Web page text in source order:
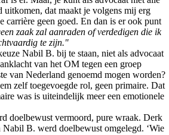
uitkomen, dat maakt je volgens mij erg
carrière geen goed. En dan is er ook punt
zaak zal aanraden of verdedigen die ik
te zijn."
Nabil B. bij te staan, niet als advocaat
van het OM tegen een groep
van Nederland genoemd mogen worden?
zelf toegevoegde rol, geen primaire. Dat
was is uiteindelijk meer een emotionele
doelbewust vermoord, pure wraak. Derk
Nabil B. werd doelbewust omgelegd. ‘Wie